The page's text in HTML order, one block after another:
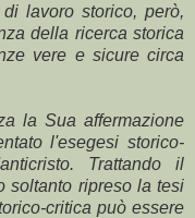
lavoro storico, però,
della ricerca storica
vere e sicure circa
la Sua affermazione
l'esegesi storico-
Trattando il
soltanto ripreso la tesi
critica può essere